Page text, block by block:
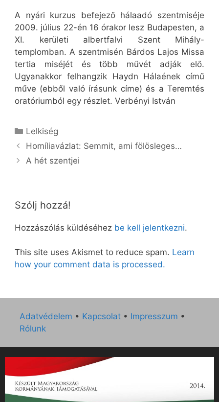
A nyári kurzus befejező hálaadó szentmiséje
2009. július 22-én 16 órakor lesz Budapesten, a
XI. kerületi albertfalvi Szent Mihály-
templomban. A szentmisén Bárdos Lajos Missa
tertia miséjét és több művét adják elő.
Ugyanakkor felhangzik Haydn Hálaének című
műve (ebből való írásunk címe) és a Teremtés
oratóriumból egy részlet. Verbényi István
Kategória
Lelkiség
Homíliavázlat: Semmit, ami fölösleges…
A hét szentjei
Szólj hozzá!
Hozzászólás küldéséhez be kell jelentkezni.
This site uses Akismet to reduce spam. Learn
how your comment data is processed.
Adatvédelem • Kapcsolat • Impresszum •
Rólunk